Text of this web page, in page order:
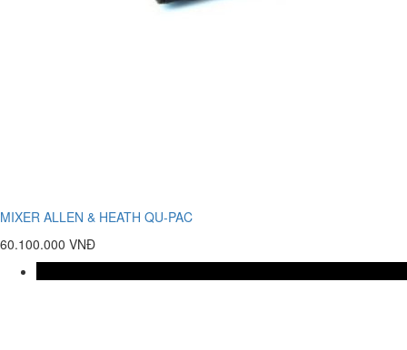
MIXER ALLEN & HEATH QU-PAC
60.100.000 VNĐ